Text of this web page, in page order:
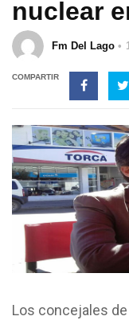
nuclear
Fm Del Lago
COMPARTIR
Los concejales